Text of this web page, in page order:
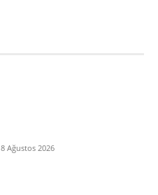
8 Ağustos 2026